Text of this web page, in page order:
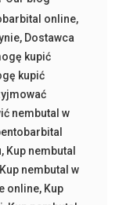
online,
, Dostawca
kupić
kupić
nembutal w
, Kup nembutal
Kup nembutal w
online, Kup